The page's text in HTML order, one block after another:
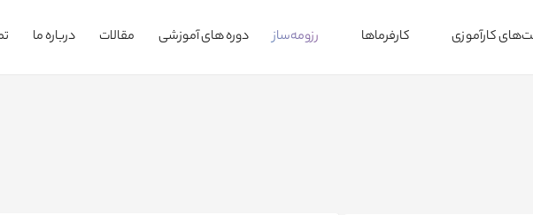
کارآموزی کارفرماها رزومه‌ساز دوره های آموزشی مقالات درباره ما